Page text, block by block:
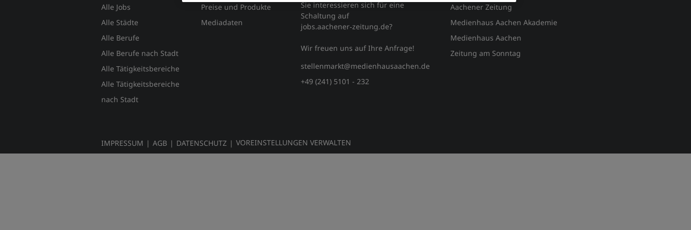
Alle Jobs
Alle Städte
Alle Berufe
Alle Berufe nach Stadt
Alle Tätigkeitsbereiche
Alle Tätigkeitsbereiche
nach Stadt
Preise und Produkte
Mediadaten
Sie interessieren sich für eine
Schaltung auf
jobs.aachener‑zeitung.de?
Wir freuen uns auf Ihre Anfrage!
stellenmarkt@medienhausaachen.de
+49 (241) 5101 - 232
Aachener Zeitung
Medienhaus Aachen Akademie
Medienhaus Aachen
Zeitung am Sonntag
IMPRESSUM | AGB | DATENSCHUTZ | VOREINSTELLUNGEN VERWALTEN